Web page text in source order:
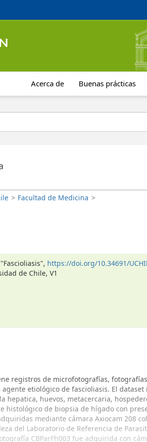
Acerca de Buenas prácticas
> Facultad de Medicina >
https://doi.org/10.34691/
de Chile, V1
registros de microfotografías,
agente etiológico de fascioliasis. El
hepatica, huevos, metacercaria,
histológico de biopsia de hígado con
mediante cámara Axiocam 208
del Laboratorio de Referencia de
CBParFh003 fue adquirida con